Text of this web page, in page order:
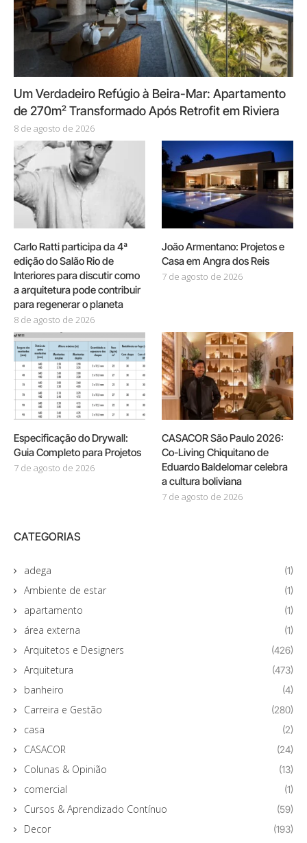
Um Verdadeiro Refúgio à Beira-Mar: Apartamento
de 270m² Transformado Após Retrofit em Riviera
8 de agosto de 2026
Carlo Ratti participa da 4ª
edição do Salão Rio de
Interiores para discutir como
a arquitetura pode contribuir
para regenerar o planeta
8 de agosto de 2026
João Armentano: Projetos e
Casa em Angra dos Reis
7 de agosto de 2026
Especificação do Drywall:
Guia Completo para Projetos
7 de agosto de 2026
CASACOR São Paulo 2026:
Co-Living Chiquitano de
Eduardo Baldelomar celebra
a cultura boliviana
7 de agosto de 2026
CATEGORIAS
adega (1)
Ambiente de estar (1)
apartamento (1)
área externa (1)
Arquitetos e Designers (426)
Arquitetura (473)
banheiro (4)
Carreira e Gestão (280)
casa (2)
CASACOR (24)
Colunas & Opinião (13)
comercial (1)
Cursos & Aprendizado Contínuo (59)
Decor (193)